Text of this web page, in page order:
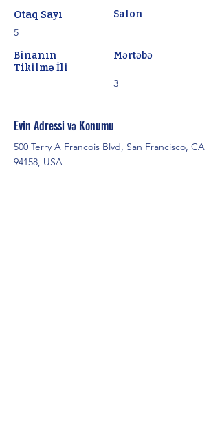
Otaq Sayı
5
Binanın
Tikilmə İli
Salon
Mərtəbə
3
Evin Adressi və Konumu
500 Terry A Francois Blvd, San Francisco, CA
94158, USA